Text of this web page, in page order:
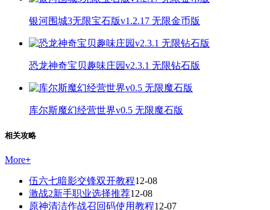
银河围城3无限宝石版v1.2.17 无限金币版
恐龙神奇宝贝趣味庄园v2.3.1 无限钻石版
库尔斯魔幻经营世界v0.5 无限魔石版
相关攻略
More+
伍六七暗影交锋双开教程12-08
激战2新手职业选择推荐12-08
原神清洁作战召回码使用教程12-07